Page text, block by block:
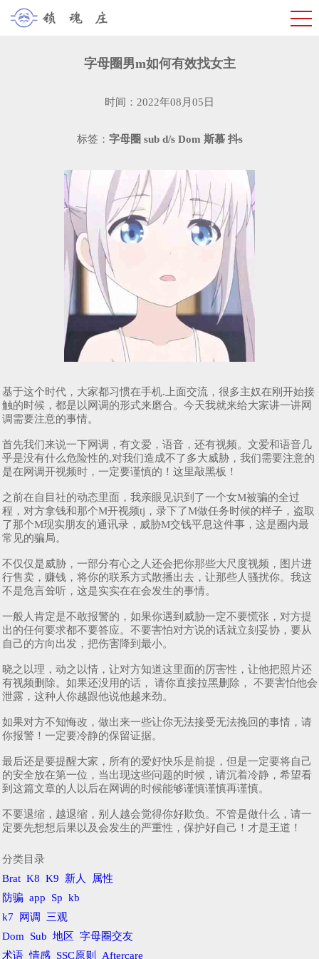
字母圈男m如何有效找女主
时间：2022年08月05日
标签： 字母圈 sub d/s Dom 斯慕 抖s
基于这个时代，大家都习惯在手机.上面交流，很多主奴在刚开始接
触的时候，都是以网调的形式来磨合。今天我就来给大家讲一讲网
调需要注意的事情。
首先我们来说一下网调，有文爱，语音，还有视频。文爱和语音几
乎是没有什么危险性的,对我们造成不了多大威胁，我们需要注意的
是在网调开视频时，一定要谨慎的！这里敲黑板！
之前在自目社的动态里面，我亲眼见识到了一个女M被骗的全过
程，对方拿钱和那个M开视频tj，录下了M做任务时候的样子，盗取
了那个M现实朋友的通讯录，威胁M交钱平息这件事，这是圈内最
常见的骗局。
不仅仅是威胁，一部分有心之人还会把你那些大尺度视频，图片进
行售卖，赚钱，将你的联系方式散播出去，让那些人骚扰你。我这
不是危言耸听，这是实实在在会发生的事情。
一般人肯定是不敢报警的，如果你遇到威胁一定不要慌张，对方提
出的任何要求都不要答应。不要害怕对方说的话就立刻妥协，要从
自己的方向出发，把伤害降到最小。
晓之以理，动之以情，让对方知道这里面的厉害性，让他把照片还
有视频删除。如果还没用的话， 请你直接拉黑删除， 不要害怕他会
泄露，这种人你越跟他说他越来劲。
如果对方不知悔改，做出来一些让你无法接受无法挽回的事情，请
你报警！一定要冷静的保留证据。
最后还是要提醒大家，所有的爱好快乐是前提，但是一定要将自己
的安全放在第一位，当出现这些问题的时候，请沉着冷静，希望看
到这篇文章的人以后在网调的时候能够谨慎谨慎再谨慎。
不要退缩，越退缩，别人越会觉得你好欺负。不管是做什么，请一
定要先想想后果以及会发生的严重性，保护好自己！才是王道！
分类目录
Brat K8 K9 新人
属性
防骗 app Sp kb
k7
网调
三观
Dom
Sub 地区
字母圈交友
术语 情感 SSC原则 Aftercare